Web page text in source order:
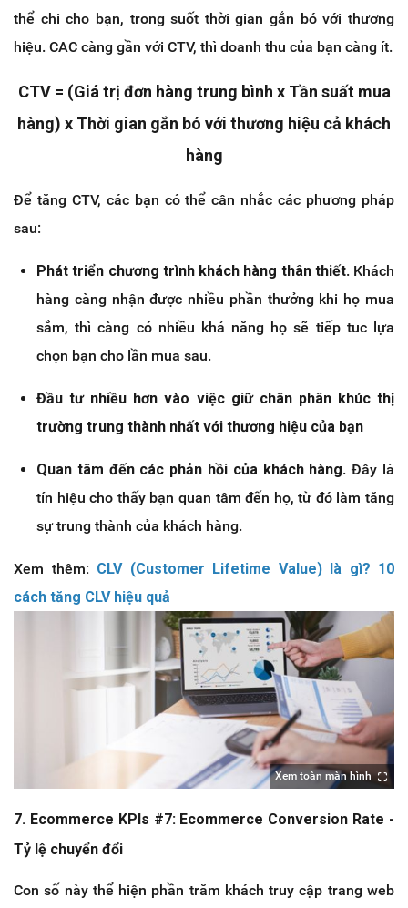
thể chi cho bạn, trong suốt thời gian gắn bó với thương
hiệu. CAC càng gần với CTV, thì doanh thu của bạn càng ít.
CTV = (Giá trị đơn hàng trung bình x Tần suất mua
hàng) x Thời gian gắn bó với thương hiệu cả khách
hàng
Để tăng CTV, các bạn có thể cân nhắc các phương pháp
sau:
Phát triển chương trình khách hàng thân thiết. Khách
hàng càng nhận được nhiều phần thưởng khi họ mua
sắm, thì càng có nhiều khả năng họ sẽ tiếp tuc lựa
chọn bạn cho lần mua sau.
Đầu tư nhiều hơn vào việc giữ chân phân khúc thị
trường trung thành nhất với thương hiệu của bạn
Quan tâm đến các phản hồi của khách hàng. Đây là
tín hiệu cho thấy bạn quan tâm đến họ, từ đó làm tăng
sự trung thành của khách hàng.
Xem thêm: CLV (Customer Lifetime Value) là gì? 10
cách tăng CLV hiệu quả
Xem toàn màn hình
7. Ecommerce KPIs #7: Ecommerce Conversion Rate -
Tỷ lệ chuyển đổi
Con số này thể hiện phần trăm khách truy cập trang web